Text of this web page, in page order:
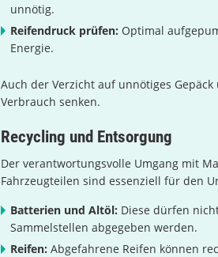
unnötig.
Reifendruck prüfen: Optimal
Energie.
Auch der Verzicht auf unnötiges
Verbrauch senken.
Recycling und Entsorgung
Der verantwortungsvolle Umgang mit
Fahrzeugteilen sind essenziell für den
Batterien und Altöl: Diese dürfen
Sammelstellen abgegeben werden.
Reifen: Abgefahrene Reifen können